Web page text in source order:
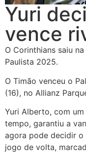
Yuri
vence
O Corinthians saiu
Paulista 2025.
O Timão venceu o
(16), no Allianz
Yuri Alberto, com
tempo, garantiu a
agora pode decidir
jogo de volta,